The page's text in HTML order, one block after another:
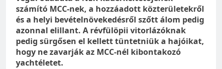
számító MCC-nek, a hozzáadott közterületekről
és a helyi bevételnövekedésről szőtt álom pedig
azonnal elillant. A révfülöpii vitorlázóknak
pedig sürgősen el kellett tüntetniük a hajóikat,
hogy ne zavarják az MCC-nél kibontakozó
yachtéletet.